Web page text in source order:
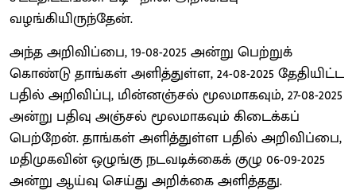
வழங்கியிருந்தேன்.
அந்த அறிவிப்பை, 19-08-2025 அன்று பெற்றுக்
கொண்டு தாங்கள் அளித்துள்ள, 24-08-2025 தேதியிட்ட
பதில் அறிவிப்பு, மின்னஞ்சல் மூலமாகவும், 27-08-2025
அன்று பதிவு அஞ்சல் மூலமாகவும் கிடைக்கப்
பெற்றேன். தாங்கள் அளித்துள்ள பதில் அறிவிப்பை,
மதிமுகவின் ஒழுங்கு நடவடிக்கைக் குழு 06-09-2025
அன்று ஆய்வு செய்து அறிக்கை அளித்தது.